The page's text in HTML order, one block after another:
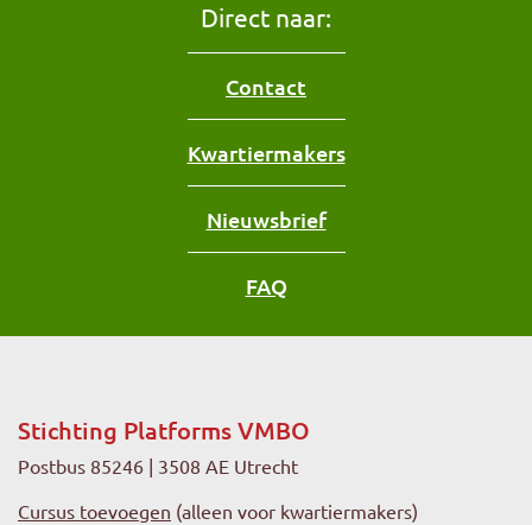
Direct naar:
Contact
Kwartiermakers
Nieuwsbrief
FAQ
Stichting Platforms VMBO
Postbus 85246 | 3508 AE Utrecht
Cursus toevoegen (alleen voor kwartiermakers)